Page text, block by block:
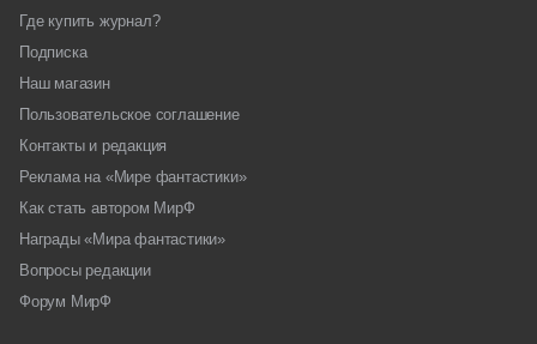
Где купить журнал?
Подписка
Наш магазин
Пользовательское соглашение
Контакты и редакция
Реклама на «Мире фантастики»
Как стать автором МирФ
Награды «Мира фантастики»
Вопросы редакции
Форум МирФ